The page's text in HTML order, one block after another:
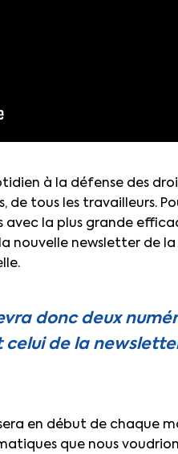
à la défense des
tous les travailleurs.
la plus grande
nouvelle newsletter de
donc deux
de la
en début de chaque
que nous